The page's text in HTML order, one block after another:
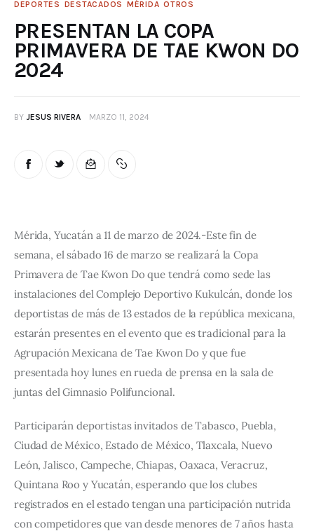
DEPORTES DESTACADOS MÉRIDA OTROS
PRESENTAN LA COPA
PRIMAVERA DE TAE KWON DO
2024
BY JESUS RIVERA MARZO 11, 2024
Mérida, Yucatán a 11 de marzo de 2024.-Este fin de
semana, el sábado 16 de marzo se realizará la Copa
Primavera de Tae Kwon Do que tendrá como sede las
instalaciones del Complejo Deportivo Kukulcán, donde los
deportistas de más de 13 estados de la república mexicana,
estarán presentes en el evento que es tradicional para la
Agrupación Mexicana de Tae Kwon Do y que fue
presentada hoy lunes en rueda de prensa en la sala de
juntas del Gimnasio Polifuncional.
Participarán deportistas invitados de Tabasco, Puebla,
Ciudad de México, Estado de México, Tlaxcala, Nuevo
León, Jalisco, Campeche, Chiapas, Oaxaca, Veracruz,
Quintana Roo y Yucatán, esperando que los clubes
registrados en el estado tengan una participación nutrida
con competidores que van desde menores de 7 años hasta